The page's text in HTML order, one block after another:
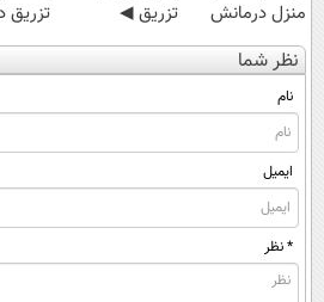
منزل درمانش
کن
(◀پرسش‌نامه)
تزریق ◀
پرسش‌نامه رو پر
کن ▶
تزریق
نظر شما
نام
ایمیل
* نظر